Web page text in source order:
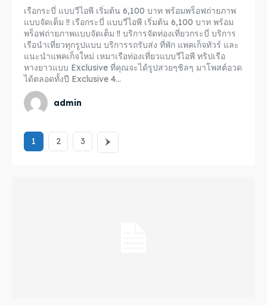
เรือกระบี่ แบบวีไอพี เริ่มต้น 6,100 บาท พร้อมพร็อฟถ่ายภาพ
แบบจัดเต็ม !! เรือกระบี่ แบบวีไอพี เริ่มต้น 6,100 บาท พร้อม
พร็อฟถ่ายภาพแบบจัดเต็ม !! บริการจัดท่องเที่ยวกระบี่ บริการ
เรือนำเที่ยวทุกรูปแบบ บริการรถรับส่ง ที่พัก แพคเก็จทัวร์ และ
แนะนำแพคเก็จใหม่ เหมาเรือท่องเที่ยวแบบวีไอพี ทริปเรือ
หางยาวแบบ Exclusive ที่คุณจะได้รูปสวยๆชิลๆ มาโพสต์อวด
ได้ตลอดทั้งปี Exclusive 4...
admin
1 2 3